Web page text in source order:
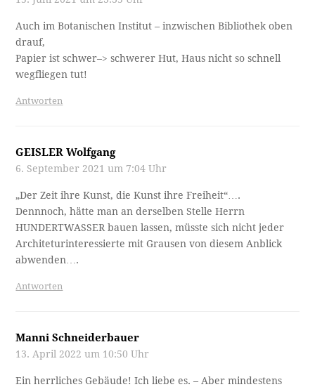
Auch im Botanischen Institut – inzwischen Bibliothek oben
drauf,
Papier ist schwer–> schwerer Hut, Haus nicht so schnell
wegfliegen tut!
Antworten
GEISLER Wolfgang
6. September 2021 um 7:04 Uhr
„Der Zeit ihre Kunst, die Kunst ihre Freiheit“….
Dennnoch, hätte man an derselben Stelle Herrn
HUNDERTWASSER bauen lassen, müsste sich nicht jeder
Architeturinteressierte mit Grausen von diesem Anblick
abwenden….
Antworten
Manni Schneiderbauer
13. April 2022 um 10:50 Uhr
Ein herrliches Gebäude! Ich liebe es. – Aber mindestens